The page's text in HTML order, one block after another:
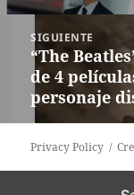
SIGUIENTE
Siguiente
entrada:
“The
de 4
personaje
Privacy Policy